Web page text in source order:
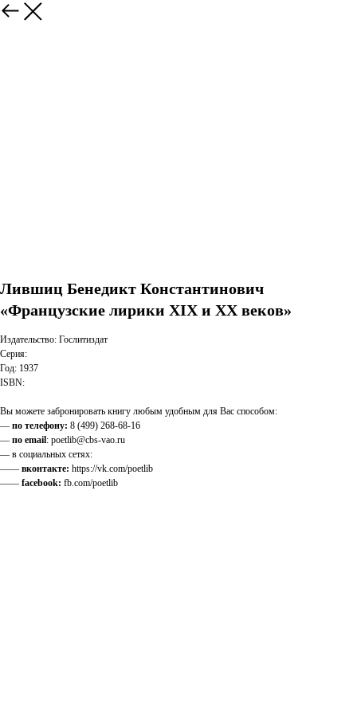
Лившиц Бенедикт Константинович
«Французские лирики XIX и XX веков»
Издательство: Гослитиздат
Серия:
Год: 1937
ISBN:
Вы можете забронировать книгу любым удобным для Вас способом:
— по телефону: 8 (499) 268-68-16
— по email: poetlib@cbs-vao.ru
— в социальных сетях:
—— вконтакте: https://vk.com/poetlib
—— facebook: fb.com/poetlib